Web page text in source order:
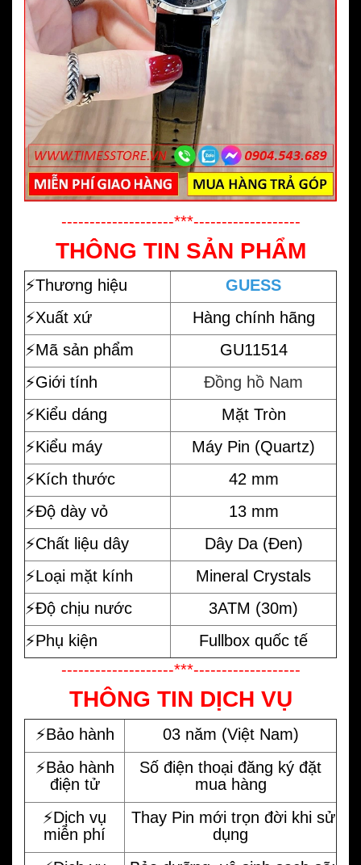
--------------------***-------------------
THÔNG TIN SẢN PHẨM
⚡️Thương hiệu
GUESS
⚡️Xuất xứ
Hàng chính hãng
⚡️Mã sản phẩm
GU11514
⚡️Giới tính
Đồng hồ Nam
⚡️Kiểu dáng
Mặt Tròn
⚡️Kiểu máy
Máy Pin (Quartz)
⚡️Kích thước
42 mm
⚡️Độ dày vỏ
13 mm
⚡️Chất liệu dây
Dây Da (Đen)
⚡️Loại mặt kính
Mineral Crystals
⚡️Độ chịu nước
3ATM (30m)
⚡️Phụ kiện
Fullbox quốc tế
--------------------***-------------------
THÔNG TIN DỊCH VỤ
⚡️Bảo hành
03 năm (Việt Nam)
⚡️Bảo hành
điện tử
Số điện thoại đăng ký đặt
mua hàng
⚡️Dịch vụ
miễn phí
Thay Pin mới trọn đời khi sử
dụng